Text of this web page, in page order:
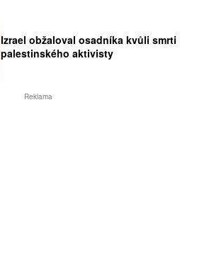
Izrael obžaloval osadníka kvůli smrti
palestinského aktivisty
Reklama